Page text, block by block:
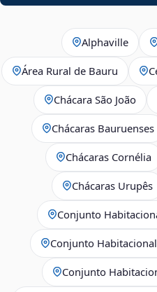
Alphaville
Área Rural de Bauru
Chácara São João
Chácaras Bauruenses
Chácaras Cornélia
Chácaras Urupês
Conjunto
Conjunto
Conjunto